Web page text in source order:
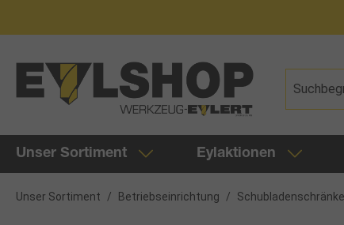
Unser Sortiment Eylaktionen
Unser Sortiment / Betriebseinrichtung /